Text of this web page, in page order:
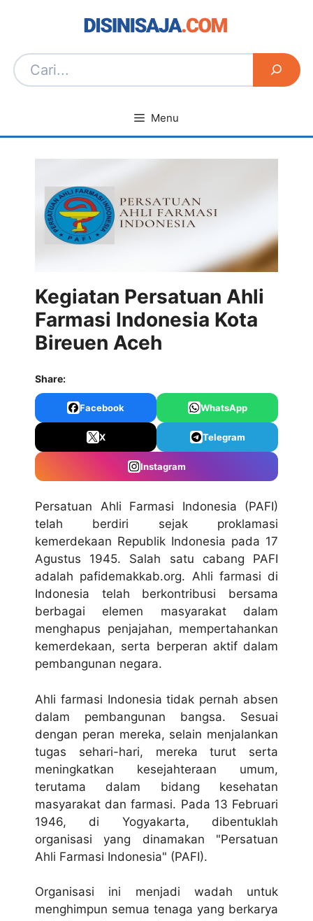
Menu
Kegiatan Persatuan Ahli
Farmasi Indonesia Kota
Bireuen Aceh
Share:
Facebook WhatsApp
X Telegram
Instagram
Persatuan Ahli Farmasi Indonesia (PAFI)
telah berdiri sejak proklamasi
kemerdekaan Republik Indonesia pada 17
Agustus 1945. Salah satu cabang PAFI
adalah pafidemakkab.org. Ahli farmasi di
Indonesia telah berkontribusi bersama
berbagai elemen masyarakat dalam
menghapus penjajahan, mempertahankan
kemerdekaan, serta berperan aktif dalam
pembangunan negara.
Ahli farmasi Indonesia tidak pernah absen
dalam pembangunan bangsa. Sesuai
dengan peran mereka, selain menjalankan
tugas sehari-hari, mereka turut serta
meningkatkan kesejahteraan umum,
terutama dalam bidang kesehatan
masyarakat dan farmasi. Pada 13 Februari
1946, di Yogyakarta, dibentuklah
organisasi yang dinamakan "Persatuan
Ahli Farmasi Indonesia" (PAFI).
Organisasi ini menjadi wadah untuk
menghimpun semua tenaga yang berkarya